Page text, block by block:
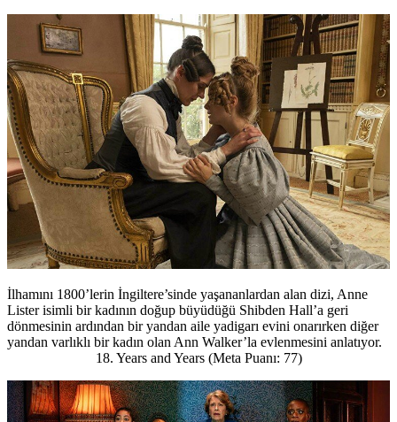
İlhamını 1800’lerin İngiltere’sinde yaşananlardan alan dizi, Anne
Lister isimli bir kadının doğup büyüdüğü Shibden Hall’a geri
dönmesinin ardından bir yandan aile yadigarı evini onarırken diğer
yandan varlıklı bir kadın olan Ann Walker’la evlenmesini anlatıyor.
18. Years and Years (Meta Puanı: 77)